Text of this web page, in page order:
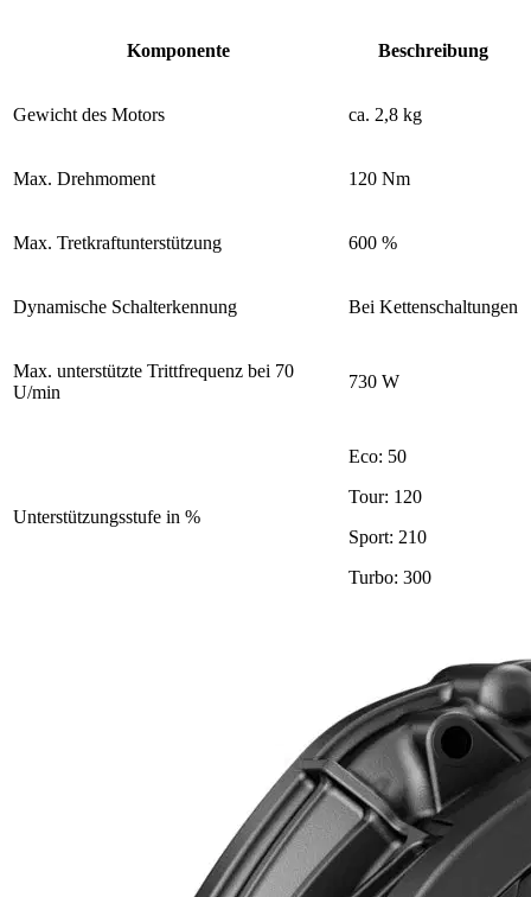
Komponente Beschreibung
Gewicht des Motors ca. 2,8 kg
Max. Drehmoment 120 Nm
Max. Tretkraftunterstützung 600 %
Dynamische Schalterkennung Bei Kettenschaltungen
Max. unterstützte Trittfrequenz bei 70
U/min
730 W
Unterstützungsstufe in %
Eco: 50
Tour: 120
Sport: 210
Turbo: 300